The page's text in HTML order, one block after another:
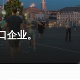
企业。